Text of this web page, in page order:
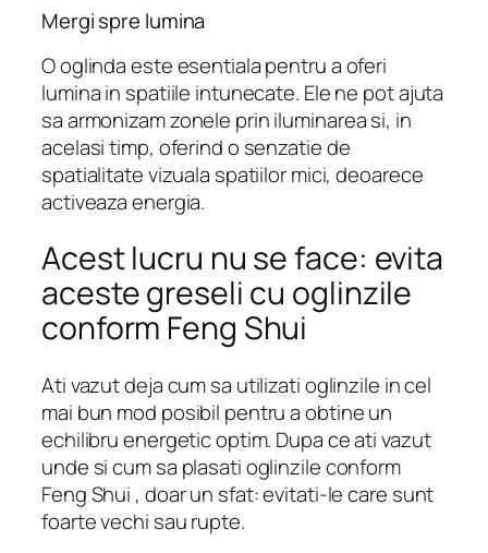
Mergi spre lumina
O oglinda este esentiala pentru a oferi
lumina in spatiile intunecate. Ele ne pot ajuta
sa armonizam zonele prin iluminarea si, in
acelasi timp, oferind o senzatie de
spatialitate vizuala spatiilor mici, deoarece
activeaza energia.
Acest lucru nu se face: evita
aceste greseli cu oglinzile
conform Feng Shui
Ati vazut deja cum sa utilizati oglinzile in cel
mai bun mod posibil pentru a obtine un
echilibru energetic optim. Dupa ce ati vazut
unde si cum sa plasati oglinzile conform
Feng Shui , doar un sfat: evitati-le care sunt
foarte vechi sau rupte.